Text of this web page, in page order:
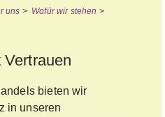
uns > Wofür wir stehen >
bieten wir
in unseren